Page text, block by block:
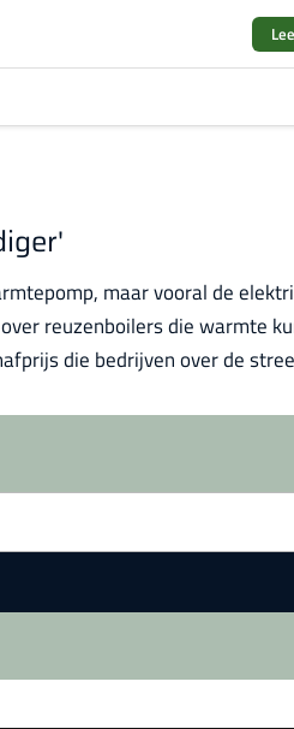
maar vooral de
reuzenboilers die warmte
die bedrijven over de